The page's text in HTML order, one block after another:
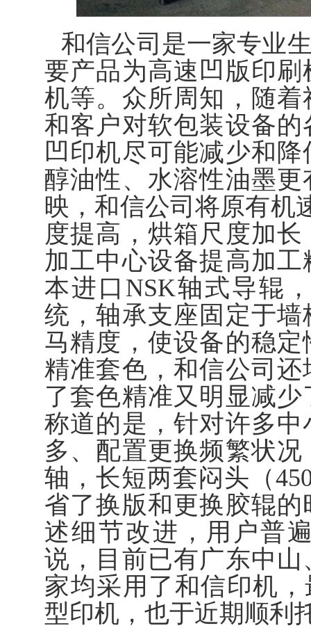
和信公司是一家专业
要产品为高速凹版印
机等。众所周知，随
和客户对软包装设备
凹印机尽可能减少和
醇油性、水溶性油墨
映，和信公司将原有机
度提高，烘箱尺度加
加工中心设备提高加
本进口NSK轴式导辊
统，轴承支座固定于
马精度，使设备的稳
精准套色，和信公司
了套色精准又明显减
称道的是，针对许多
多、配置更换频繁状
轴，长短两套闷头（
省了换版和更换胶辊
述细节改进，用户普
说，目前已有广东中
家均采用了和信印机
型印机，也于近期顺利